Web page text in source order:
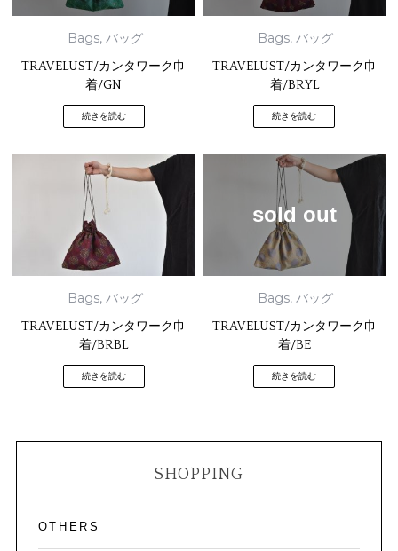
Bags, バッグ
TRAVELUST/カンタワーク巾
着/GN
続きを読む
Bags,バッグ
TRAVELUST/カンタワーク巾
着/BRYL
続きを読む
Bags, バッグ
TRAVELUST/カンタワーク巾
着/BRBL
続きを読む
sold out
Bags,バッグ
TRAVELUST/カンタワーク巾
着/BE
続きを読む
SHOPPING
OTHERS